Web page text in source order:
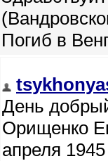
Погиб в
День
Орищенко
апреля